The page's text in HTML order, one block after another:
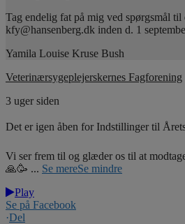
Tag endelig fat på mig ved spørgsmål
kfy@hansenberg.dk inden d. 1
Yamila Louise Kruse Bush
Veterinærsygeplejerskernes Fagforening
3 uger siden
Det er igen åben for Indstillinger til
Vi ser frem til og glæder os til at
🙏🥳 ... Se mereSe mindre
Play
Se på Facebook
·Del